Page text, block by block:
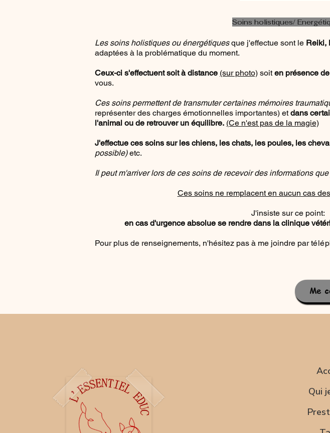
Soins holistiques/
Les soins holistiques ou énergétiquesque j'effectue sont le Reiki,
adaptées à la problématique du moment.
Ceux-ci s'effectuent soit à distance (sur photo) soiten présence
vous.
Ces soins permettent de transmuter certaines mémoires
représenter des charges émotionnelles importantes) etdans
l'animal ou de retrouver un équilibre. (Ce n'est pas de la magie)
J'effectue ces soins sur les chiens, les chats, les poules, les
possible)etc.
Il peut m'arriver lors de ces soins de recevoir des informations
Ces soins ne remplacent en aucun cas
J'insiste sur ce point:
en cas d'urgence absolue se rendre dans la clinique
Pour plus de renseignements, n'hésitez pas à me joindre par
Me
Qui